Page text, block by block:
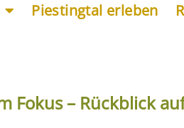
Piestingtal erleben
Fokus – Rückblick